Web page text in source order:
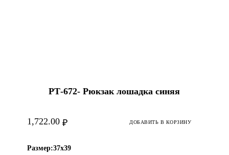
РТ-672- Рюкзак лошадка синяя
₽
1,722.00 ДОБАВИТЬ В КОРЗИНУ
Размер:37х39